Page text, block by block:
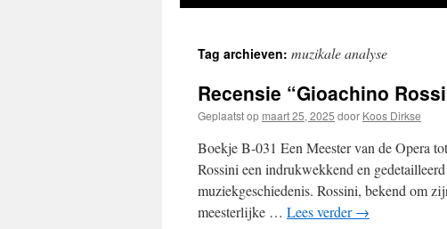
Tag archieven: muzikale analyse
Recensie “Gioachino
Geplaatst op maart 25, 2025 door Koos Dirkse
Boekje B-031 Een Meester van de Opera
Rossini een indrukwekkend en
muziekgeschiedenis. Rossini, bekend om
meesterlijke … Lees verder→